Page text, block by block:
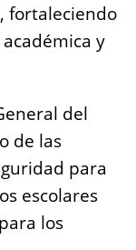
fortaleciendo
y
del
de las
para
escolares
los